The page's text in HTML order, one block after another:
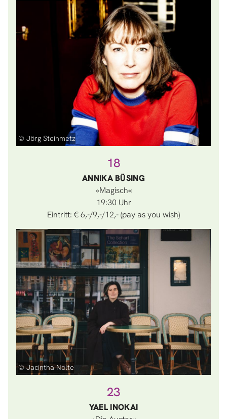
© Jörg Steinmetz
18
ANNIKA BÜSING
»Magisch«
19:30
Eintritt: € 6,-/9,-/12,- (pay as you wish)
© Jacintha Nolte
23
YAEL INOKAI